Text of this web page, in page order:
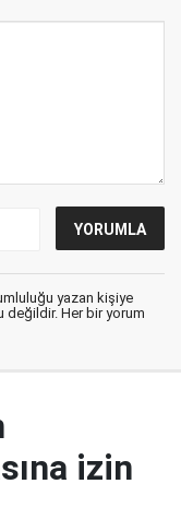
yazan kişiye
değildir. Her bir yorum
izin